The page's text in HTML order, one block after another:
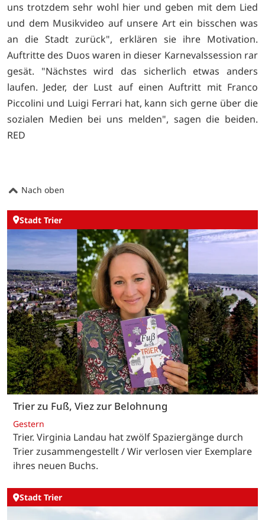
uns trotzdem sehr wohl hier und geben mit dem Lied
und dem Musikvideo auf unsere Art ein bisschen was
an die Stadt zurück", erklären sie ihre Motivation.
Auftritte des Duos waren in dieser Karnevalssession rar
gesät. "Nächstes wird das sicherlich etwas anders
laufen. Jeder, der Lust auf einen Auftritt mit Franco
Piccolini und Luigi Ferrari hat, kann sich gerne über die
sozialen Medien bei uns melden", sagen die beiden.
RED
Nach oben
Stadt Trier
Trier zu Fuß, Viez zur Belohnung
Gestern
Trier. Virginia Landau hat zwölf Spaziergänge durch
Trier zusammengestellt / Wir verlosen vier Exemplare
ihres neuen Buchs.
Stadt Trier